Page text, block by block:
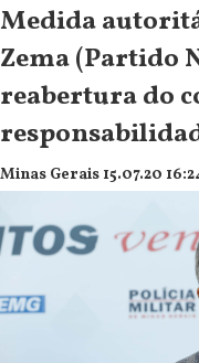
Medida
Zema (Partido
reabertura do
Minas Gerais 15.07.20